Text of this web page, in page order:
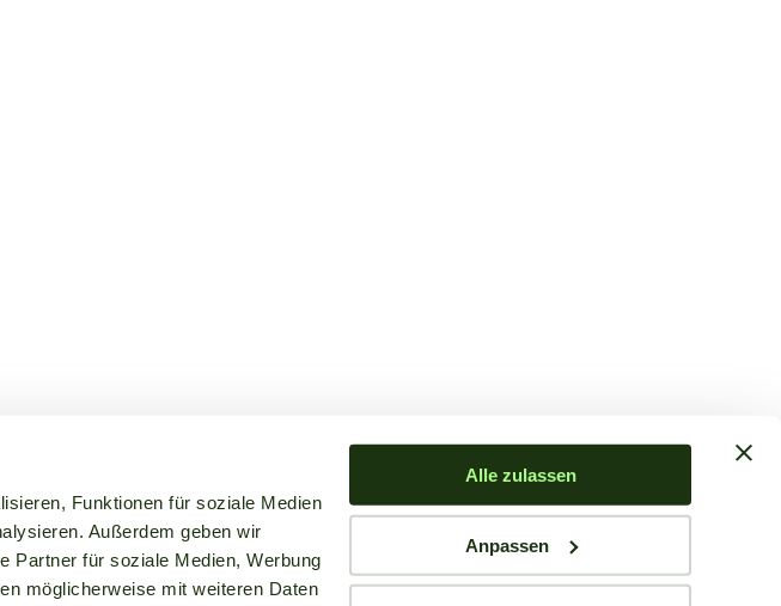
Funktionen für soziale Medien
Außerdem geben wir
Partner für soziale Medien, Werbung
möglicherweise mit weiteren Daten
Alle zulassen
Anpassen